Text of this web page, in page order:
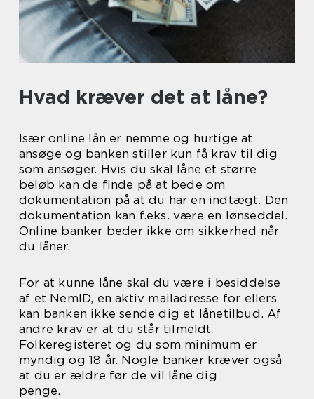
Hvad kræver det at låne?
Især online lån er nemme og hurtige at
ansøge og banken stiller kun få krav til dig
som ansøger. Hvis du skal låne et større
beløb kan de finde på at bede om
dokumentation på at du har en indtægt. Den
dokumentation kan f.eks. være en lønseddel.
Online banker beder ikke om sikkerhed når
du låner.
For at kunne låne skal du være i besiddelse
af et NemID, en aktiv mailadresse for ellers
kan banken ikke sende dig et lånetilbud. Af
andre krav er at du står tilmeldt
Folkeregisteret og du som minimum er
myndig og 18 år. Nogle banker kræver også
at du er ældre før de vil låne dig
penge.